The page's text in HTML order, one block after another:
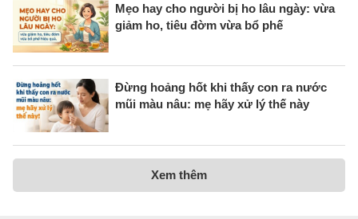
Mẹo hay cho người bị ho lâu ngày: vừa
giảm ho, tiêu đờm vừa bổ phế
Đừng hoảng hốt khi thấy con ra nước
mũi màu nâu: mẹ hãy xử lý thế này
Xem thêm